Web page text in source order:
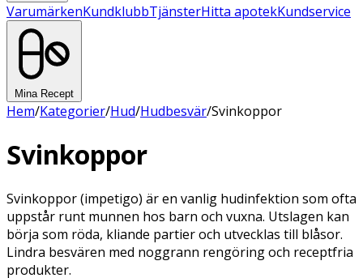
VarumärkenKundklubbTjänsterHitta apotekKundservice
Mina Recept
Hem/Kategorier/Hud/Hudbesvär/Svinkoppor
Svinkoppor
Svinkoppor (impetigo) är en vanlig hudinfektion som ofta
uppstår runt munnen hos barn och vuxna. Utslagen kan
börja som röda, kliande partier och utvecklas till blåsor.
Lindra besvären med noggrann rengöring och receptfria
produkter.